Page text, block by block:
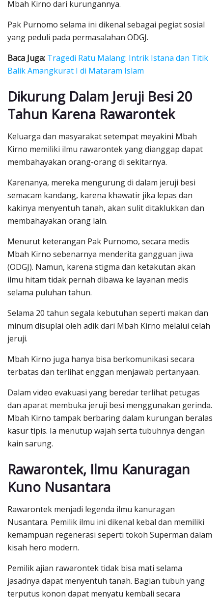
Mbah Kirno dari kurungannya.
Pak Purnomo selama ini dikenal sebagai pegiat sosial
yang peduli pada permasalahan ODGJ.
Baca Juga: Tragedi Ratu Malang: Intrik Istana dan Titik
Balik Amangkurat I di Mataram Islam
Dikurung Dalam Jeruji Besi 20
Tahun Karena Rawarontek
Keluarga dan masyarakat setempat meyakini Mbah
Kirno memiliki ilmu rawarontek yang dianggap dapat
membahayakan orang-orang di sekitarnya.
Karenanya, mereka mengurung di dalam jeruji besi
semacam kandang, karena khawatir jika lepas dan
kakinya menyentuh tanah, akan sulit ditaklukkan dan
membahayakan orang lain.
Menurut keterangan Pak Purnomo, secara medis
Mbah Kirno sebenarnya menderita gangguan jiwa
(ODGJ). Namun, karena stigma dan ketakutan akan
ilmu hitam tidak pernah dibawa ke layanan medis
selama puluhan tahun.
Selama 20 tahun segala kebutuhan seperti makan dan
minum disuplai oleh adik dari Mbah Kirno melalui celah
jeruji.
Mbah Kirno juga hanya bisa berkomunikasi secara
terbatas dan terlihat enggan menjawab pertanyaan.
Dalam video evakuasi yang beredar terlihat petugas
dan aparat membuka jeruji besi menggunakan gerinda.
Mbah Kirno tampak berbaring dalam kurungan beralas
kasur tipis. Ia menutup wajah serta tubuhnya dengan
kain sarung.
Rawarontek, Ilmu Kanuragan
Kuno Nusantara
Rawarontek menjadi legenda ilmu kanuragan
Nusantara. Pemilik ilmu ini dikenal kebal dan memiliki
kemampuan regenerasi seperti tokoh Superman dalam
kisah hero modern.
Pemilik ajian rawarontek tidak bisa mati selama
jasadnya dapat menyentuh tanah. Bagian tubuh yang
terputus konon dapat menyatu kembali secara